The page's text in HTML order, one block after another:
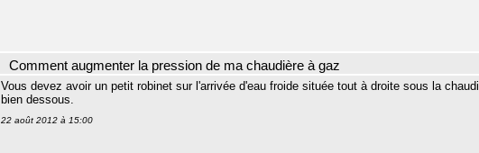
Comment augmenter la pression de ma chaudière à gaz
Vous devez avoir un petit robinet sur l'arrivée d'eau froide située tout à droite sous la
bien dessous.
22 août 2012 à 15:00